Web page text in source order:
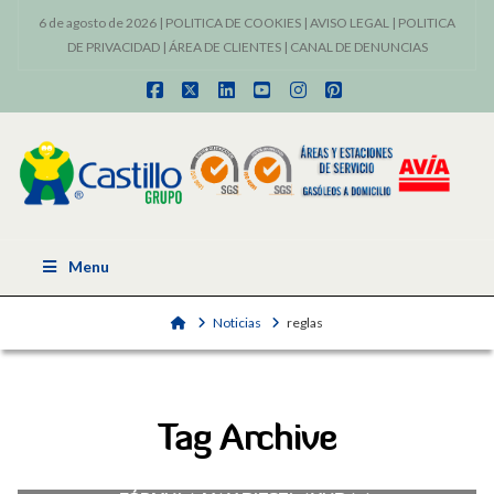
6 de agosto de 2026 | POLITICA DE COOKIES | AVISO LEGAL | POLITICA
DE PRIVACIDAD| ÁREA DE CLIENTES| CANAL DE DENUNCIAS
Facebook
X LinkedInYouTubeInstagram
Pinterest
Menu
HomeNoticias reglas
Tag Archive